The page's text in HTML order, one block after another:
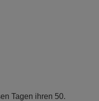
Tagen ihren 50.